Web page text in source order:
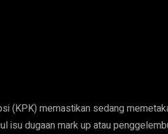
(KPK) memastikan sedang
isu dugaan mark up atau